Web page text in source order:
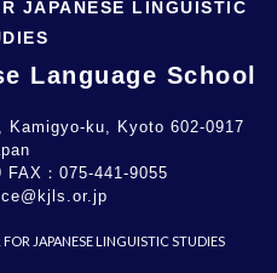
JAPANESE LINGUISTIC
Language School
ku, Kyoto 602-0917
FAX： 075-441-9055
JAPANESE LINGUISTIC STUDIES